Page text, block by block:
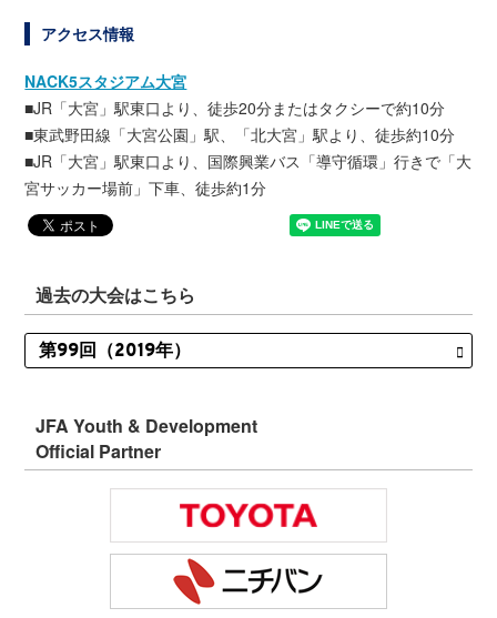
アクセス情報
NACK5スタジアム大宮
■JR「大宮」駅東口より、徒歩20分またはタクシーで約10分
■東武野田線「大宮公園」駅、「北大宮」駅より、徒歩約10分
■JR「大宮」駅東口より、国際興業バス「導守循環」行きで「大
宮サッカー場前」下車、徒歩約1分
過去の大会はこちら
JFA Youth & Development
Official Partner